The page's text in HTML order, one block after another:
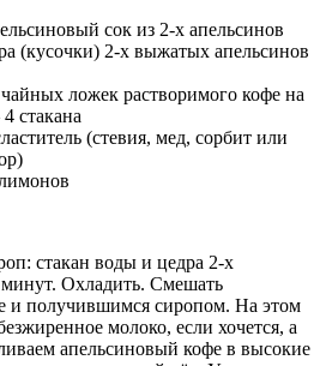
сок из 2-х апельсинов
(кусочки) 2-х выжатых апельсинов
ложек растворимого кофе на
стакана
(стевия, мед, сорбит или
стакан воды и цедра 2-х
Охладить. Смешать
и получившимся сиропом. На этом
молоко, если хочется, а
апельсиновый кофе в высокие